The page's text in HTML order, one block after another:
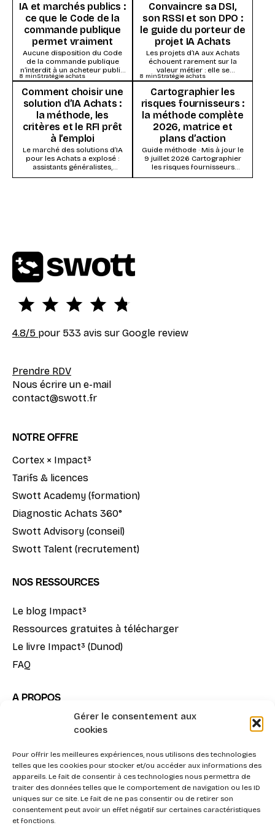
Gérer le consentement aux
cookies
Pour offrir les meilleures expériences, nous utilisons des technologies
telles que les cookies pour stocker et/ou accéder aux informations des
appareils. Le fait de consentir à ces technologies nous permettra de
traiter des données telles que le comportement de navigation ou les ID
uniques sur ce site. Le fait de ne pas consentir ou de retirer son
consentement peut avoir un effet négatif sur certaines caractéristiques
et fonctions.
IA et marchés publics :
ce que le Code de la
commande publique
permet vraiment
Aucune disposition du Code
de la commande publique
n’interdit à un acheteur public
d’utiliser l’intelligence
artificielle. Ce qui s’impose,
ce...
Convaincre sa DSI,
son RSSI et son DPO :
le guide du porteur de
projet IA Achats
Les projets d’IA aux Achats
échouent rarement sur la
valeur métier : elle se
démontre vite. Ils s’enlisent
dans la...
8 minStratégie achats
Comment choisir une
solution d’IA Achats :
la méthode, les
critères et le RFI prêt
à l’emploi
Le marché des solutions d’IA
pour les Achats a explosé :
assistants généralistes,
modules IA des suites Source-
8 minStratégie achats
Cartographier les
risques fournisseurs :
la méthode complète
2026, matrice et
plans d’action
Guide méthode · Mis à jour le
9 juillet 2026 Cartographier
les risques fournisseurs
consiste à évaluer chaque
4.8/5 pour 533 avis sur Google review
Prendre RDV
Nous écrire un e-mail
contact@swott.fr
NOTRE OFFRE
Cortex × Impact³
Tarifs & licences
Swott Academy (formation)
Diagnostic Achats 360°
Swott Advisory (conseil)
Swott Talent (recrutement)
NOS RESSOURCES
Le blog Impact³
Ressources gratuites à télécharger
Le livre Impact³ (Dunod)
FAQ
A PROPOS
Notre mission
Nous contacter